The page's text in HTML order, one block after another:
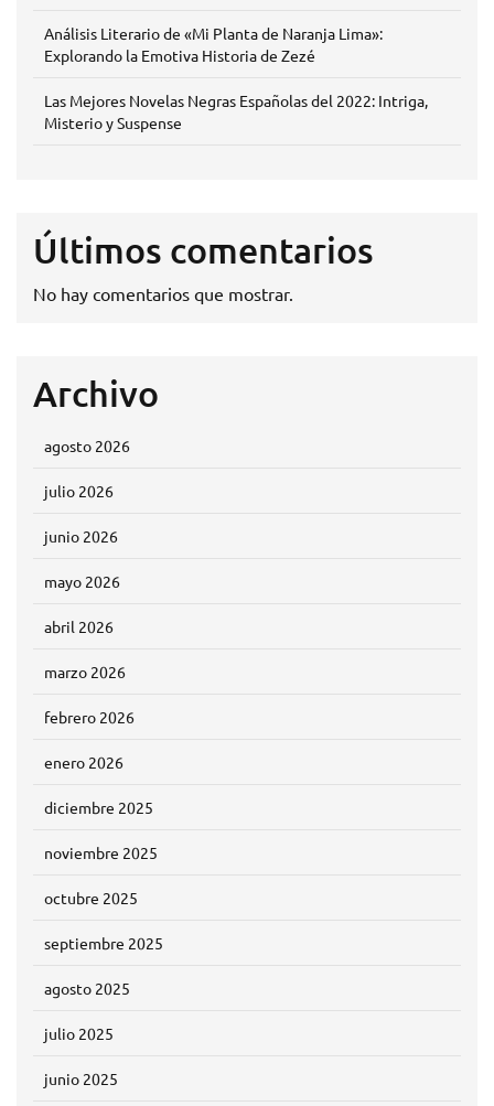
Análisis Literario de «Mi Planta de Naranja Lima»:
Explorando la Emotiva Historia de Zezé
Las Mejores Novelas Negras Españolas del 2022: Intriga,
Misterio y Suspense
Últimos comentarios
No hay comentarios que mostrar.
Archivo
agosto 2026
julio 2026
junio 2026
mayo 2026
abril 2026
marzo 2026
febrero 2026
enero 2026
diciembre 2025
noviembre 2025
octubre 2025
septiembre 2025
agosto 2025
julio 2025
junio 2025